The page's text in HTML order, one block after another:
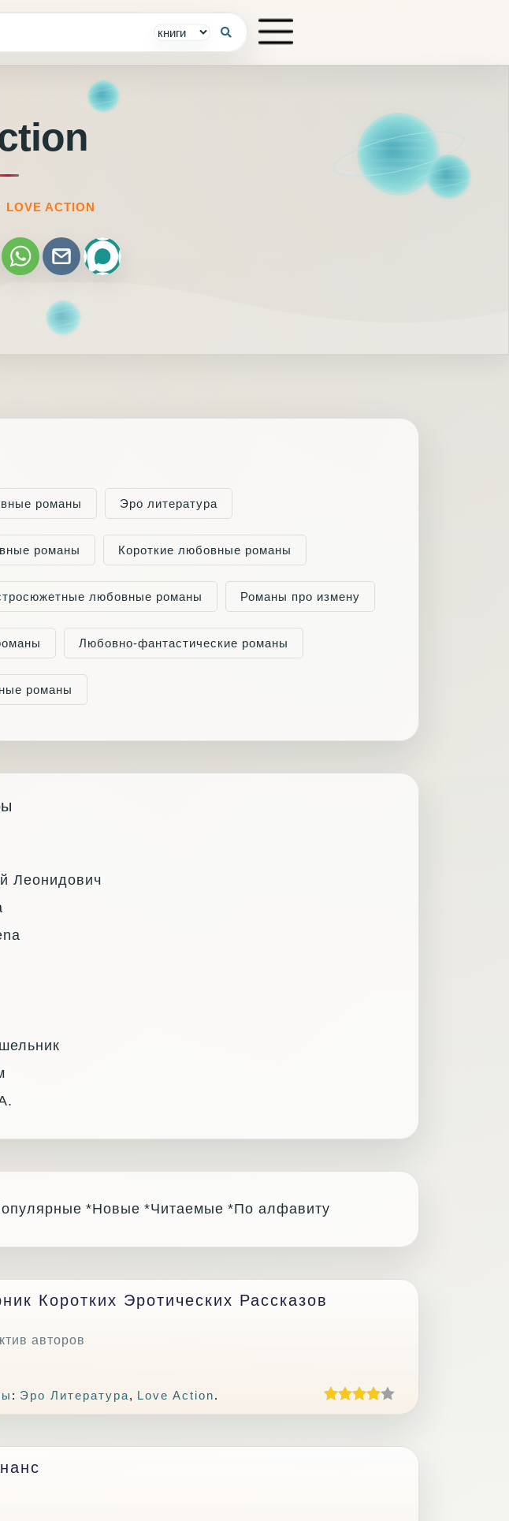
LOVE ACTION
романы Эро литература
романы Короткие любовные романы
любовные романы Романы про измену
Любовно-фантастические романы
романы
Леонидович
*Новые *Читаемые *По алфавиту
Коротких Эротических Рассказов
авторов
: Эро Литература, Love Action.